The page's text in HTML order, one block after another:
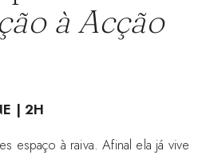
à Acção
| 2H
espaço à raiva. Afinal ela já vive